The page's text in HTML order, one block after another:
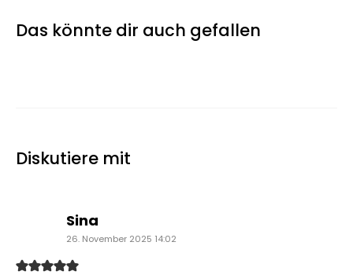
Das könnte dir auch gefallen
Diskutiere mit
Sina
26. November 2025 14:02